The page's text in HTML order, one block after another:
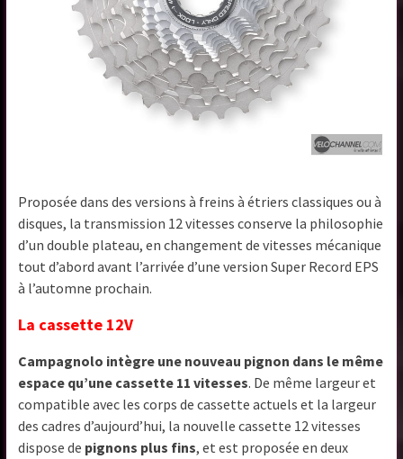
Proposée dans des versions à freins à étriers classiques ou à
disques, la transmission 12 vitesses conserve la philosophie
d’un double plateau, en changement de vitesses mécanique
tout d’abord avant l’arrivée d’une version Super Record EPS
à l’automne prochain.
La cassette 12V
Campagnolo intègre une nouveau pignon dans le même
espace qu’une cassette 11 vitesses. De même largeur et
compatible avec les corps de cassette actuels et la largeur
des cadres d’aujourd’hui, la nouvelle cassette 12 vitesses
dispose de pignons plus fins, et est proposée en deux